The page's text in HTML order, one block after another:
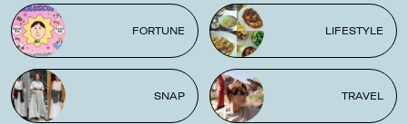
FORTUNE LIFESTYLE
SNAP TRAVEL